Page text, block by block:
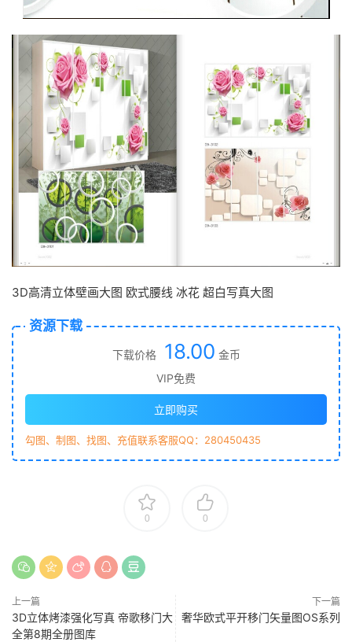
3D高清立体壁画大图 欧式腰线 冰花 超白写真大图
资源下载
下载价格 18.00 金币
VIP免费
立即购买
勾图、制图、找图、充值联系客服QQ：280450435
0 0
上一篇
3D立体烤漆强化写真 帝歌移门大
全第8期全册图库
下一篇
奢华欧式平开移门矢量图OS系列